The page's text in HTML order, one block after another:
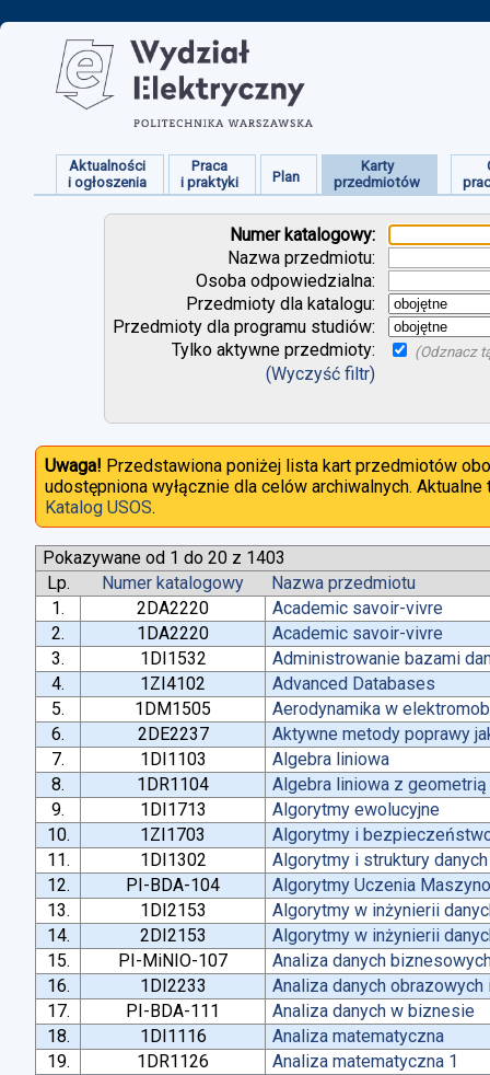
Aktualności
i ogłoszenia
Praca
i praktyki
Plan
Karty
przedmiotów
Numer katalogowy:
Nazwa przedmiotu:
Osoba odpowiedzialna:
Przedmioty dla katalogu:
Przedmioty dla programu studiów:
Tylko aktywne przedmioty:
(Odznacz
(Wyczyść filtr)
Uwaga! Przedstawiona poniżej lista kart przedmiotów
udostępniona wyłącznie dla celów archiwalnych.
Katalog USOS.
Pokazywane od 1 do 20 z 1403
Lp.
Numer katalogowy
Nazwa przedmiotu
1.
2DA2220
Academic savoir-vivre
2.
1DA2220
Academic savoir-vivre
3.
1DI1532
Administrowanie bazami
4.
1ZI4102
Advanced Databases
5.
1DM1505
Aerodynamika w
6.
2DE2237
Aktywne metody poprawy
7.
1DI1103
Algebra liniowa
8.
1DR1104
Algebra liniowa z geometrią
9.
1DI1713
Algorytmy ewolucyjne
10.
1ZI1703
Algorytmy i
11.
1DI1302
Algorytmy i struktury danych
12.
PI-BDA-104
Algorytmy Uczenia
13.
1DI2153
Algorytmy w inżynierii
14.
2DI2153
Algorytmy w inżynierii
15.
PI-MiNIO-107
Analiza danych
16.
1DI2233
Analiza danych
17.
PI-BDA-111
Analiza danych w biznesie
18.
1DI1116
Analiza matematyczna
19.
1DR1126
Analiza matematyczna 1